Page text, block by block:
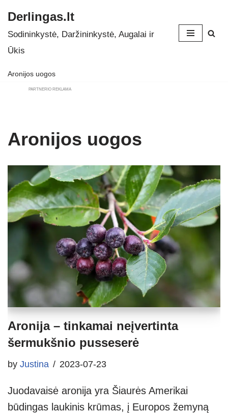
Skip
to
Derlingas.lt
Sodininkystė, Daržininkystė, Augalai ir
Ūkis
Aronijos uogos
PARTNERIO REKLAMA
Aronijos uogos
Aronija – tinkamai neįvertinta
šermukšnio pusseserė
by Justina 2023-07-23
Juodavaisė aronija yra Šiaurės Amerikai
būdingas laukinis krūmas, į Europos žemyną